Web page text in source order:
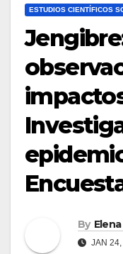
ESTUDIOS CIENTÍFICOS
By
JAN